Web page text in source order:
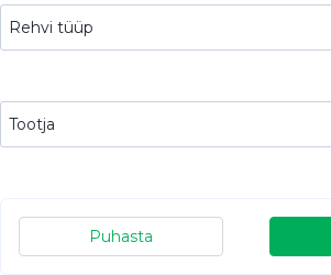
Puhasta